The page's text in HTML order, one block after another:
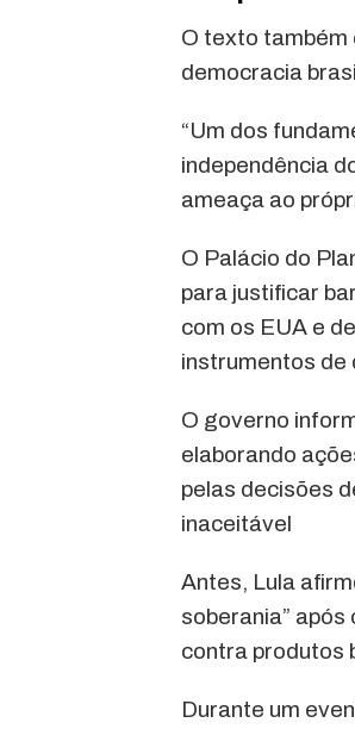
O texto também
democracia
“Um dos
independência
ameaça ao
O Palácio do
para justificar
com os EUA e
instrumentos de
O governo
elaborando
pelas decisões
inaceitável
Antes, Lula
soberania”
contra produtos
Durante um